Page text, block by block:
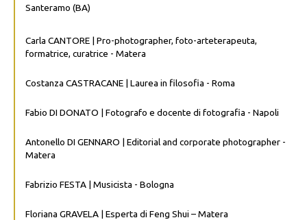
Santeramo (BA)
Carla CANTORE | Pro-photographer, foto-arteterapeuta,
formatrice, curatrice - Matera
Costanza CASTRACANE | Laurea in filosofia - Roma
Fabio DI DONATO | Fotografo e docente di fotografia - Napoli
Antonello DI GENNARO | Editorial and corporate photographer -
Matera
Fabrizio FESTA | Musicista - Bologna
Floriana GRAVELA | Esperta di Feng Shui – Matera